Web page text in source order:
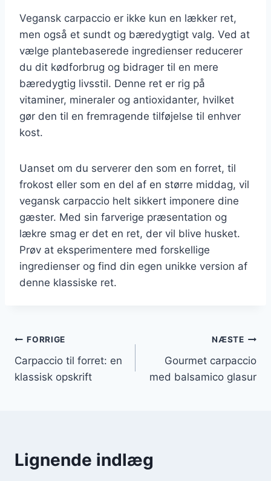
Vegansk carpaccio er ikke kun en lækker ret,
men også et sundt og bæredygtigt valg. Ved at
vælge plantebaserede ingredienser reducerer
du dit kødforbrug og bidrager til en mere
bæredygtig livsstil. Denne ret er rig på
vitaminer, mineraler og antioxidanter, hvilket
gør den til en fremragende tilføjelse til enhver
kost.
Uanset om du serverer den som en forret, til
frokost eller som en del af en større middag, vil
vegansk carpaccio helt sikkert imponere dine
gæster. Med sin farverige præsentation og
lækre smag er det en ret, der vil blive husket.
Prøv at eksperimentere med forskellige
ingredienser og find din egen unikke version af
denne klassiske ret.
Indlægsnavigation
FORRIGE
Carpaccio til forret: en
klassisk opskrift
NÆSTE
Gourmet carpaccio
med balsamico glasur
Lignende indlæg